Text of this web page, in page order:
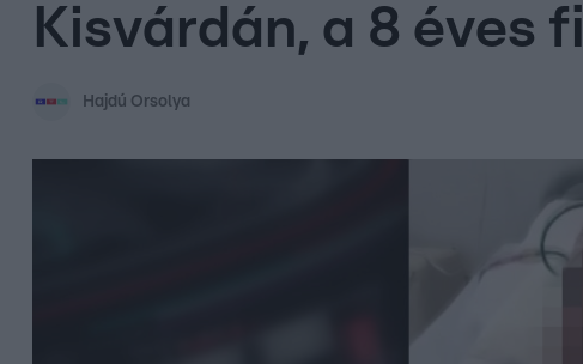
Kisvárdán, a 8 éves
Hajdú Orsolya